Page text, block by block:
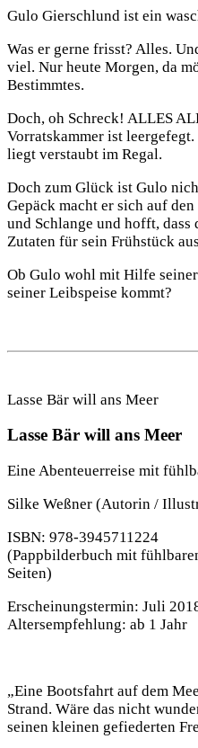
Gulo Gierschlund ist ein
Was er gerne frisst? Alles.
viel. Nur heute Morgen, da
Bestimmtes.
Doch, oh Schreck! ALLES
Vorratskammer ist
liegt verstaubt im Regal.
Doch zum Glück ist Gulo
Gepäck macht er sich auf
und Schlange und hofft, dass
Zutaten für sein Frühstück
Ob Gulo wohl mit Hilfe
seiner Leibspeise kommt?
Lasse Bär will ans Meer
Lasse Bär will ans Meer
Eine Abenteuerreise mit
Silke Weßner (Autorin /
ISBN: 978-3945711224
(Pappbilderbuch mit
Seiten)
Erscheinungstermin: Juli
Altersempfehlung: ab 1 Jahr
„Eine Bootsfahrt auf dem
Strand. Wäre das nicht
seinen kleinen gefiederten